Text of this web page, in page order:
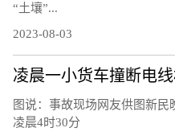
“土壤”...
2023-08-03
图说：事故现场网友供图新民
凌晨4时30分